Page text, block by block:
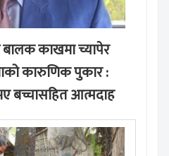
काखमा च्यापेर
कारुणिक पुकार :
बच्चासहित आत्मदाह
मङ्लबार, साउन १९, २०८३